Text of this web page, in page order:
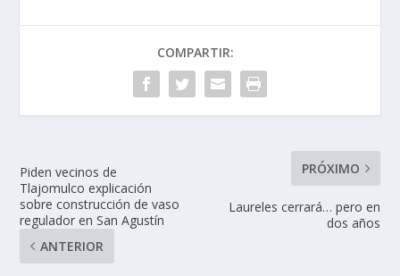
COMPARTIR:
Piden vecinos de
Tlajomulco explicación
sobre construcción de vaso
regulador en San Agustín
ANTERIOR
PRÓXIMO
Laureles cerrará… pero en
dos años